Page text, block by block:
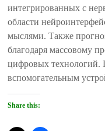
интегрированных с
области
мыслями. Также
благодаря массовому
цифровых технологий.
вспомогательным
Share this: